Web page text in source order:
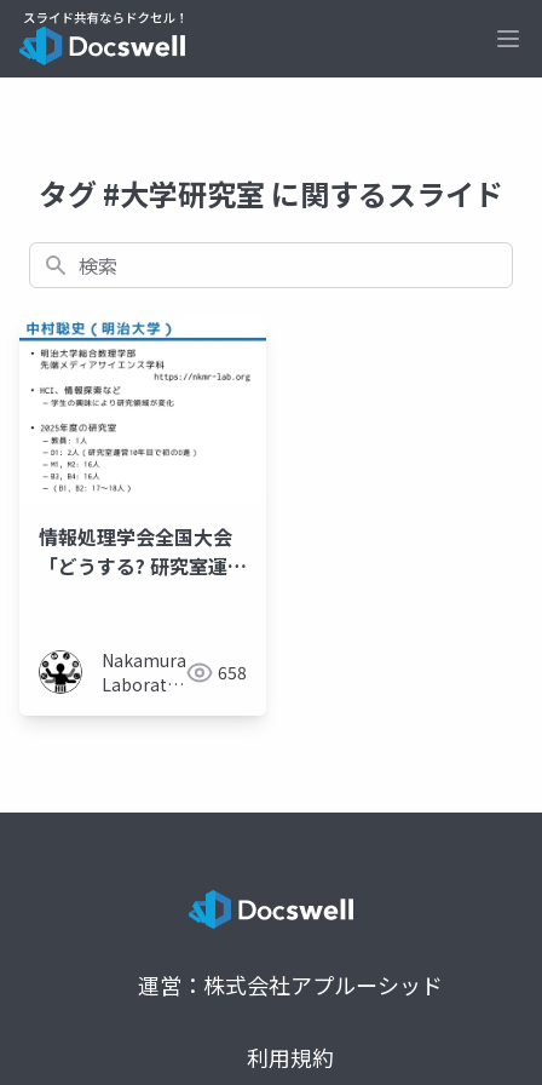
タグ #大学研究室 に関するスライド
検索
情報処理学会全国大会
「どうする? 研究室運営
は」（中村聡史）
Nakamura
Laboratory
658
運営：株式会社アプルーシッド
利用規約